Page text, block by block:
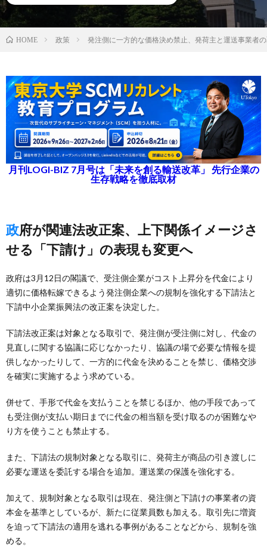
HOME 政策 発注側に一方的な価格決め禁止、発荷主と運送事業者
月刊LOGI-BIZ 7月号は「未来を創る輸送改革」 先行企業の
生存戦略を徹底取材
政府が関連法改正案、上下関係イメージさ
せる「下請け」の表現も変更へ
政府は3月12日の閣議で、受注側企業がコスト上昇分を代金により
適切に価格転嫁できるよう発注側企業への規制を強化する下請法と
下請中小企業振興法の改正案を決定した。
下請法改正案は対象となる取引で、発注側が受注側に対し、代金の
見直しに関する協議に応じなかったり、協議の場で必要な情報を提
供しなかったりして、一方的に代金を決めることを禁じ、価格交渉
を確実に実施するよう求めている。
併せて、手形で代金を支払うことを禁じるほか、他の手段であって
も受注側が支払い期日までに代金の相当額を受け取るのが困難なや
り方を使うことも禁止する。
また、下請法の規制対象となる取引に、発荷主が商品の引き渡しに
必要な運送を委託する場合を追加。運送業の保護を強化する。
加えて、規制対象となる取引は現在、発注側と下請けの事業者の資
本金を基準としているが、新たに従業員数も加える。取引先に増資
を迫って下請法の適用を逃れる事例があることなどから、規制を強
める。